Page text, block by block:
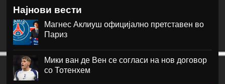
Најнови вести
Магнес Аклиуш официјално претставен во
Париз
Мики ван де Вен се согласи на нов договор
со Тотенхем